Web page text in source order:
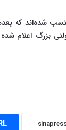
بزرگ اعلام